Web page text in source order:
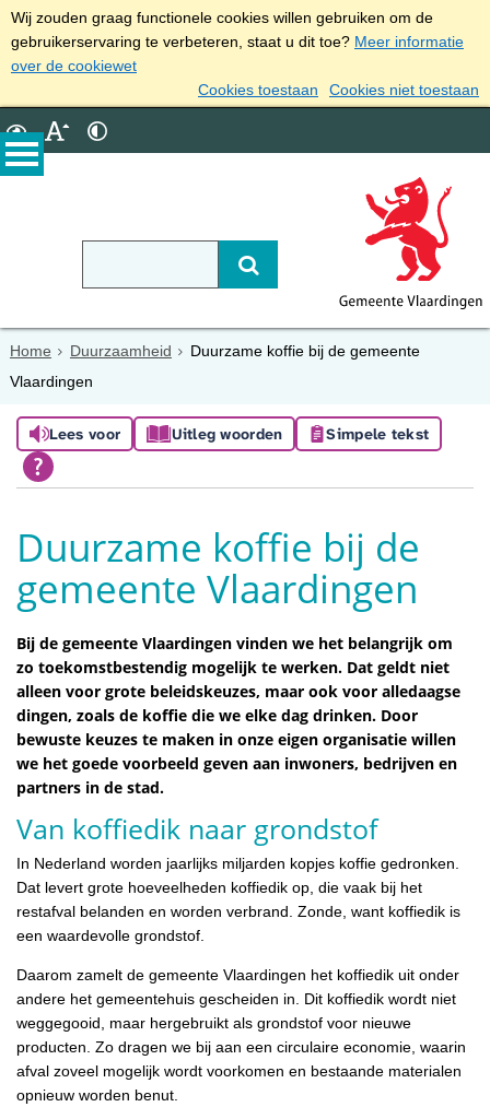
Wij zouden graag functionele cookies willen gebruiken om de
gebruikerservaring te verbeteren, staat u dit toe? Meer informatie
over de cookiewet
Cookies toestaan
Cookies niet toestaan
Home Duurzaamheid
Duurzame koffie bij de gemeente
Vlaardingen
Lees voor Uitleg woorden Simpele tekst
Duurzame koffie bij de
gemeente Vlaardingen
Bij de gemeente Vlaardingen vinden we het belangrijk om
zo toekomstbestendig mogelijk te werken. Dat geldt niet
alleen voor grote beleidskeuzes, maar ook voor alledaagse
dingen, zoals de koffie die we elke dag drinken. Door
bewuste keuzes te maken in onze eigen organisatie willen
we het goede voorbeeld geven aan inwoners, bedrijven en
partners in de stad.
Van koffiedik naar grondstof
In Nederland worden jaarlijks miljarden kopjes koffie gedronken.
Dat levert grote hoeveelheden koffiedik op, die vaak bij het
restafval belanden en worden verbrand. Zonde, want koffiedik is
een waardevolle grondstof.
Daarom zamelt de gemeente Vlaardingen het koffiedik uit onder
andere het gemeentehuis gescheiden in. Dit koffiedik wordt niet
weggegooid, maar hergebruikt als grondstof voor nieuwe
producten. Zo dragen we bij aan een circulaire economie, waarin
afval zoveel mogelijk wordt voorkomen en bestaande materialen
opnieuw worden benut.